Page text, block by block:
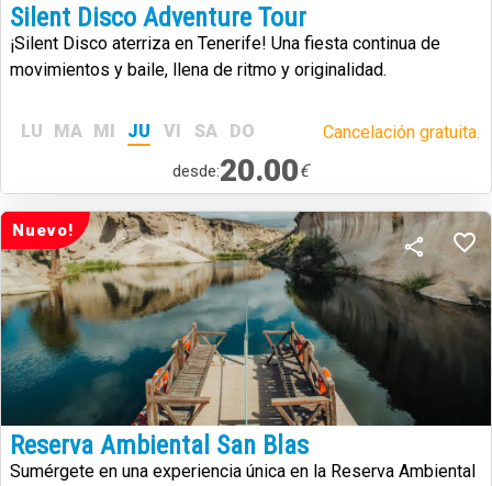
Silent Disco Adventure Tour
¡Silent Disco aterriza en Tenerife! Una fiesta continua de
movimientos y baile, llena de ritmo y originalidad.
LU MA MI JU VI SA DO Cancelación gratuita.
desde:20.00€
Nuevo!
Reserva Ambiental San Blas
Sumérgete en una experiencia única en la Reserva Ambiental